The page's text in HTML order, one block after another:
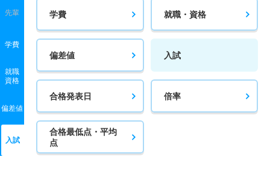
先輩
学費
就職
資格
偏差値
入試
学費 就職・資格
偏差値 入試
合格発表日 倍率
合格最低点・平均
点